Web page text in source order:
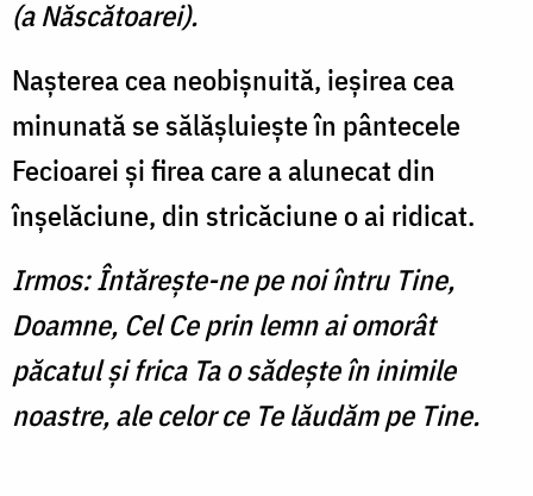
(a Născătoarei).
Naşterea cea neobişnuită, ieşirea cea
minunată se sălăşluieşte în pântecele
Fecioarei şi firea care a alunecat din
înşelăciune, din stricăciune o ai ridicat.
Irmos: Întăreşte-ne pe noi întru Tine,
Doamne, Cel Ce prin lemn ai omorât
păcatul şi frica Ta o sădeşte în inimile
noastre, ale celor ce Te lăudăm pe Tine.